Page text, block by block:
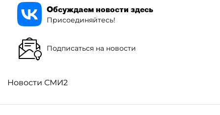
Обсуждаем новости здесь
Присоединяйтесь!
Подписаться на новости
Новости СМИ2